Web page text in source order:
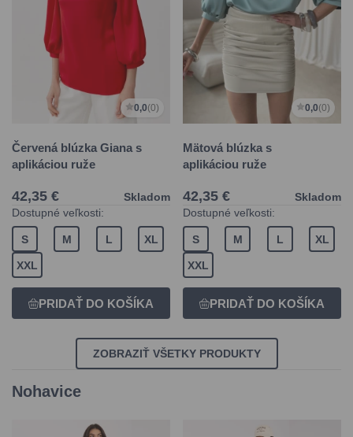
0,0(0)
Červená blúzka Giana s
aplikáciou ruže
42,35 €
Skladom
Dostupné veľkosti:
S M L XL
XXL
0,0(0)
Mätová blúzka s
aplikáciou ruže
42,35 €
Skladom
Dostupné veľkosti:
S M L XL
XXL
ZOBRAZIŤ VŠETKY PRODUKTY
Nohavice